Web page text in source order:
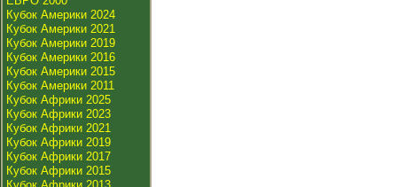
Кубок Америки 2024
Кубок Америки 2021
Кубок Америки 2019
Кубок Америки 2016
Кубок Америки 2015
Кубок Америки 2011
Кубок Африки 2025
Кубок Африки 2023
Кубок Африки 2021
Кубок Африки 2019
Кубок Африки 2017
Кубок Африки 2015